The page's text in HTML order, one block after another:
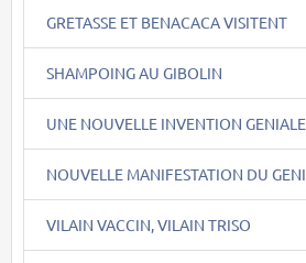
GRETASSE ET BENACACA VISITENT
SHAMPOING AU GIBOLIN
UNE NOUVELLE INVENTION GENIALE
NOUVELLE MANIFESTATION DU GENI
VILAIN VACCIN, VILAIN TRISO